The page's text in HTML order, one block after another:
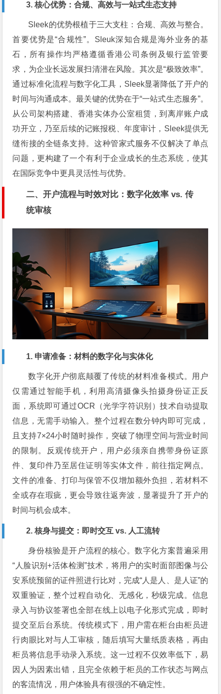
3. 核心优势：合规、高效与一站式生态支持
Sleek的优势根植于三大支柱：合规、高效与整合。
首要优势是“合规性”。Sleuk深知合规是海外业务的基
石，所有操作均严格遵循香港公司条例及银行监管要
求，为企业长远发展扫清潜在风险。其次是“极致效率”。
通过标准化流程与数字化工具，Sleek显著降低了开户的
时间与沟通成本。最关键的优势在于“一站式生态服务”。
从公司架构搭建、香港实体办公室租赁，到离岸账户成
功开立，乃至后续的记账报税、年度审计，Sleek提供无
缝衔接的全链条支持。这种管家式服务不仅解决了单点
问题，更构建了一个有利于企业成长的生态系统，使其
在国际竞争中更具灵活性与优势。
二、开户流程与时效对比：数字化效率 vs. 传
统审核
1. 申请准备：材料的数字化与实体化
数字化开户彻底颠覆了传统的材料准备模式。用户
仅需通过智能手机，利用高清摄像头拍摄身份证正反
面，系统即可通过OCR（光学字符识别）技术自动提取
信息，无需手动输入。整个过程在数分钟内即可完成，
且支持7×24小时随时操作，突破了物理空间与营业时间
的限制。反观传统开户，用户必须亲自携带身份证原
件、复印件乃至居住证明等实体文件，前往指定网点。
文件的准备、打印与保管不仅增加额外负担，若材料不
全或存在瑕疵，更会导致往返奔波，显著提升了开户的
时间与机会成本。
2. 核身与提交：即时交互 vs. 人工流转
身份核验是开户流程的核心。数字化方案普遍采用
“人脸识别+活体检测”技术，将用户的实时面部图像与公
安系统预留的证件照进行比对，完成“人是人、是人证”的
双重验证，整个过程自动化、无感化，秒级完成。信息
录入与协议签署也全部在线上以电子化形式完成，即时
提交至后台系统。传统模式下，用户需在柜台由柜员进
行肉眼比对与人工审核，随后填写大量纸质表格，再由
柜员将信息手动录入系统。这一过程不仅效率低下，易
因人为因素出错，且完全依赖于柜员的工作状态与网点
的客流情况，用户体验具有很强的不确定性。